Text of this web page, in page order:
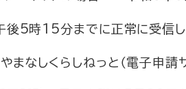
時15分までに正常に受信した
なしくらしねっと（電子申請サ